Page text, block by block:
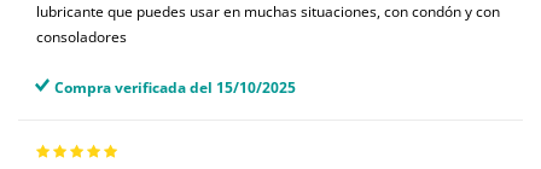
lubricante que puedes usar en muchas situaciones, con condón y con
consoladores
Compra verificada del 15/10/2025